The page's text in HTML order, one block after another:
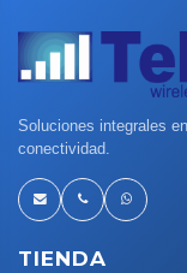
Soluciones integrales
conectividad.
TIENDA